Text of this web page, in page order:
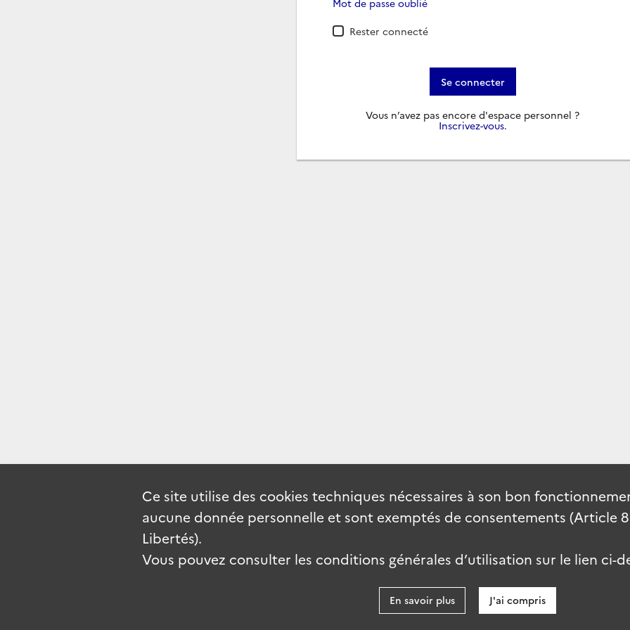
Mot de passe oublié
Rester connecté
Se connecter
Vous n’avez pas encore d'espace personnel ?
Inscrivez-vous.
Ce site utilise des cookies techniques nécessaires à son bon
aucune donnée personnelle et sont exemptés de consentements (Article
Libertés).
Vous pouvez consulter les conditions générales d’utilisation sur le lien ci-
En savoir plus J'ai compris